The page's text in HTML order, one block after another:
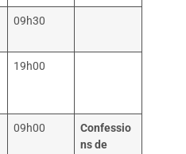
09h30
19h00
09h00
Confessio
ns de